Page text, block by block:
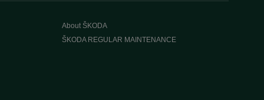
About ŠKODA
ŠKODA REGULAR MAINTENANCE